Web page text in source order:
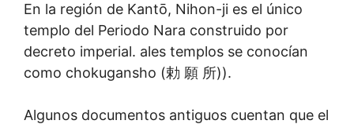
En la región de Kantō, Nihon-ji es el único
templo del Periodo Nara construido por
decreto imperial. ales templos se conocían
como chokugansho (勅 願 所)).
Algunos documentos antiguos cuentan que el